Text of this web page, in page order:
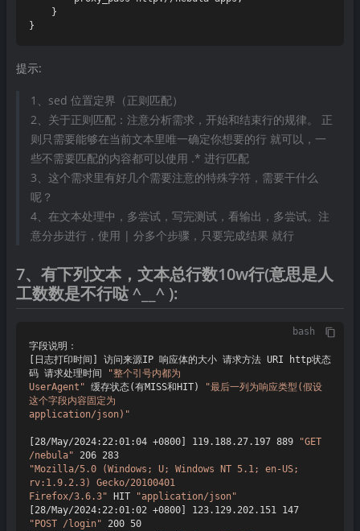
提示:
1、sed 位置定界（正则匹配）
2、关于正则匹配：注意分析需求，开始和结束行的规律。 正
则只需要能够在当前文本里唯一确定你想要的行 就可以，一
些不需要匹配的内容都可以使用 .* 进行匹配
3、这个需求里有好几个需要注意的特殊字符，需要干什么
呢？
4、在文本处理中，多尝试，写完测试，看输出，多尝试。注
意分步进行，使用 | 分多个步骤，只要完成结果 就行
7、有下列文本，文本总行数10w行(意思是人
工数数是不行哒 ^__^ ):
bash
字段说明：
[日志打印时间] 访问来源IP 响应体的大小 请求方法 URI http状态
码 请求处理时间
"整个引号内都为
UserAgent" 缓存状态(有MISS和HIT)
"最后一列为响应类型(假设
这个字段内容固定为
application/json)"
[28/May/2024:22:01:04 +0800] 119.188.27.197 889
"GET
/nebula"
"Mozilla/5.0 (Windows; U; Windows NT 5.1; en-US;
rv:1.9.2.3) Gecko/20100401
Firefox/3.6.3" HIT
"application/json"
"POST /login"